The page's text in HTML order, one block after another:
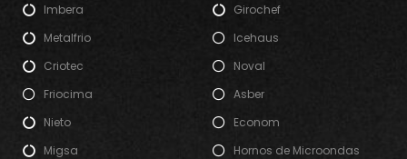
Imbera
Metalfrio
Criotec
Friocima
Nieto
Migsa
Girochef
Icehaus
Noval
Asber
Econom
Hornos de Microondas